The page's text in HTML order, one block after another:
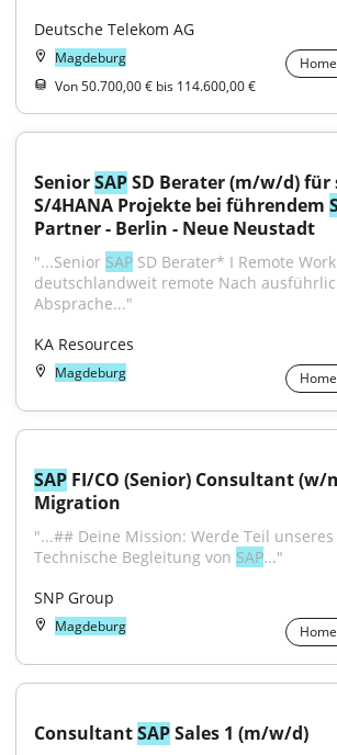
Deutsche Telekom AG
Magdeburg
Von 50.700,00 € bis 114.600,00 €
Senior SAP SD Berater (m/w/d) für
S/4HANA Projekte bei führendem
Partner - Berlin - Neue Neustadt
"...Senior SAP SD Berater* I Remote
deutschlandweit remote Nach
Absprache..."
KA Resources
Magdeburg
SAP FI/CO (Senior) Consultant (w/
Migration
"...## Deine Mission: Werde Teil unseres
Technische Begleitung von SAP..."
SNP Group
Magdeburg
Consultant SAP Sales 1 (m/w/d)